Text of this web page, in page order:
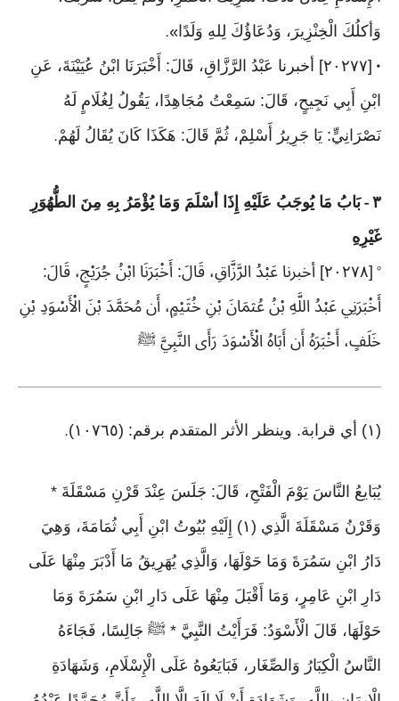
وَأكلُكَ الْخِنْزِيرَ، وَدُعَاؤُكَ لِلهِ وَلَدًا ».
•
[٢٠٢٧٧] أخبرنا عَبْدُ الرَّزَّاقِ، قَالَ: أَخْبَرَنَا ابْنُ عُيَيْنَةَ، عَنِ
ابْنِ أَبِي نَجِيحٍ، قَالَ: سَمِعْتُ مُجَاهِدًا، يَقُولُ لِغُلَامٍ لَهُ
نَصْرَانِيٍّ: يَا جَرِيرُ أَسْلِمْ، ثُمَّ قَالَ: هَكَذَا كَانَ يُقَالُ لَهُمْ.
٣ -بَابُ مَا يُوجَبُ عَلَيْهِ إِذَا أسْلَمَ وَمَا يُؤْمَرُ بِهِ مِنَ الطُّهُوَرِ
غَيْرِهِ
°
[٢٠٢٧٨] أخبرنا عَبْدُ الرَّزَّاقِ، قَالَ: أَخْبَرَنَا ابْنُ جُرَيْجٍ، قَالَ:
أَخْبَرَنِي عَبْدُ اللَّهِ بْنُ عُثمَانَ بْنِ خُثَيْمٍ، أَن مُحَمَّدَ بْنَ الْأَسْوَدِ بْنِ
خَلَفٍ، أَخْبَرَهُ أَن أَبَاهُ الْأَسْوَدَ رَأَى النَّبِيَّ ﷺ
(١) أي قرابة. وينظر الأثر المتقدم برقم: (١٠٧٦٥) .
يُبَايعُ النَّاسَ يَوْمَ الْفَتْحِ، قَالَ: جَلَسَ عِنْدَ قَرْنِ مَسْقَلَةَ *
وَقَرْنُ مَسْقَلَةَ الَّذِي (١) إِلَيْهِ بُيُوتُ ابْنِ أَبِي ثُمَامَةَ، وَهِيَ
دَارُ ابْنِ سَمُرَةَ وَمَا حَوْلَهَا، وَالَّذِي يُهَرِيقُ مَا أَدْبَرَ مِنْهَا عَلَى
دَارِ ابْنِ عَامِرٍ، وَمَا أَقْبَلَ مِنْهَا عَلَى دَارِ ابْنِ سَمُرَةَ وَمَا
حَوْلَهَا، قَالَ الْأَسْوَدُ: فَرَأَيْتُ النَّبِيَّ * ﷺ جَالِسًا، فَجَاءَهُ
النَّاسُ الْكِبَارُ وَالصِّغَار، فَبَايَعُوهُ عَلَى الْإِسْلَامِ، وَشَهَادَةِ